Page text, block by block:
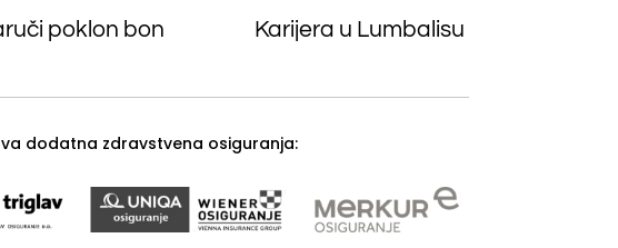
poklon bon Karijera u Lumbalisu
dodatna zdravstvena osiguranja: